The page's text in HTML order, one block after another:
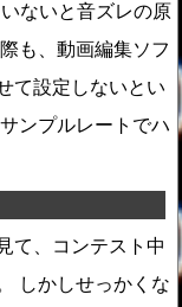
ないと音ズレの原
も、動画編集ソフ
て設定しないとい
ンプルレートでハ
て、コンテスト中
しかしせっかくな